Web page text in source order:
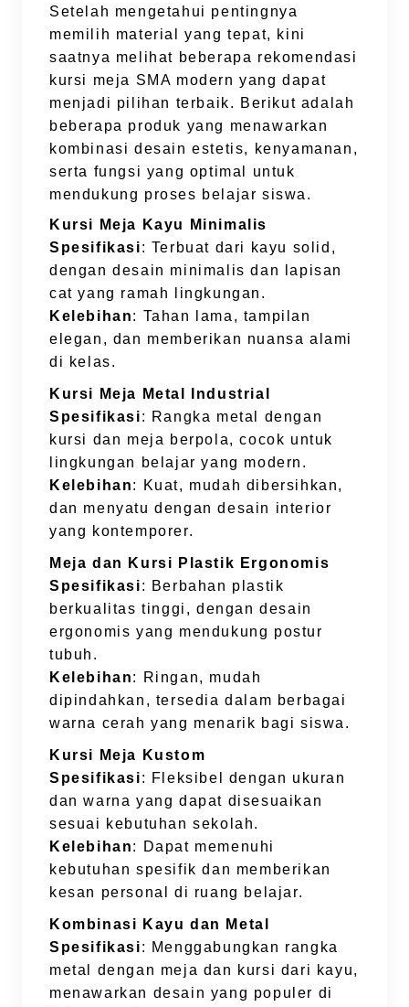
Setelah mengetahui pentingnya
memilih material yang tepat, kini
saatnya melihat beberapa rekomendasi
kursi meja SMA modern yang dapat
menjadi pilihan terbaik. Berikut adalah
beberapa produk yang menawarkan
kombinasi desain estetis, kenyamanan,
serta fungsi yang optimal untuk
mendukung proses belajar siswa.
Kursi Meja Kayu Minimalis
Spesifikasi: Terbuat dari kayu solid,
dengan desain minimalis dan lapisan
cat yang ramah lingkungan.
Kelebihan: Tahan lama, tampilan
elegan, dan memberikan nuansa alami
di kelas.
Kursi Meja Metal Industrial
Spesifikasi: Rangka metal dengan
kursi dan meja berpola, cocok untuk
lingkungan belajar yang modern.
Kelebihan: Kuat, mudah dibersihkan,
dan menyatu dengan desain interior
yang kontemporer.
Meja dan Kursi Plastik Ergonomis
Spesifikasi: Berbahan plastik
berkualitas tinggi, dengan desain
ergonomis yang mendukung postur
tubuh.
Kelebihan: Ringan, mudah
dipindahkan, tersedia dalam berbagai
warna cerah yang menarik bagi siswa.
Kursi Meja Kustom
Spesifikasi: Fleksibel dengan ukuran
dan warna yang dapat disesuaikan
sesuai kebutuhan sekolah.
Kelebihan: Dapat memenuhi
kebutuhan spesifik dan memberikan
kesan personal di ruang belajar.
Kombinasi Kayu dan Metal
Spesifikasi: Menggabungkan rangka
metal dengan meja dan kursi dari kayu,
menawarkan desain yang populer di